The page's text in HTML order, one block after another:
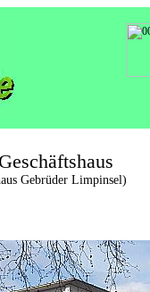
Gebrüder Limpinsel)